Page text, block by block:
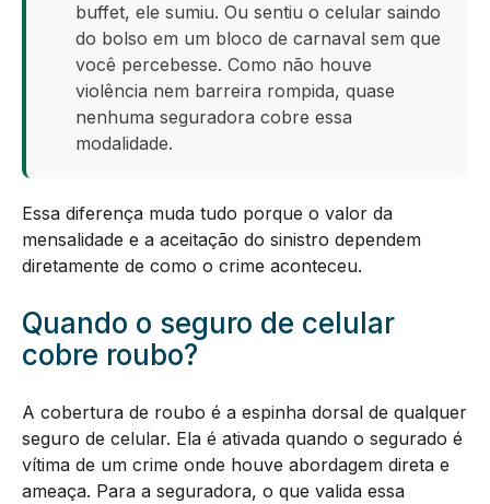
buffet, ele sumiu. Ou sentiu o celular saindo
do bolso em um bloco de carnaval sem que
você percebesse. Como não houve
violência nem barreira rompida, quase
nenhuma seguradora cobre essa
modalidade.
Essa diferença muda tudo porque o valor da
mensalidade e a aceitação do sinistro dependem
diretamente de como o crime aconteceu.
Quando o seguro de celular
cobre roubo?
A cobertura de roubo é a espinha dorsal de qualquer
seguro de celular. Ela é ativada quando o segurado é
vítima de um crime onde houve abordagem direta e
ameaça. Para a seguradora, o que valida essa